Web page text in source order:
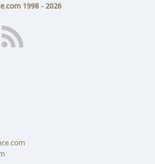
1998 - 2026